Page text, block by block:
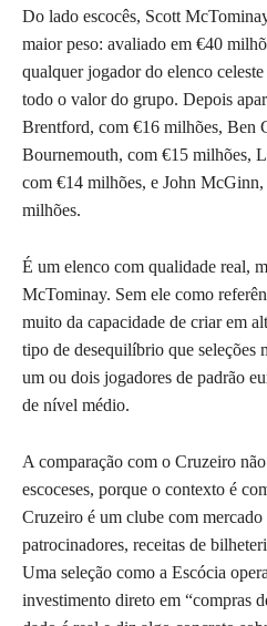
Do lado escocês, Scott
maior peso: avaliado em €40
qualquer jogador do elenco
todo o valor do grupo. Depois
Brentford, com €16 milhões, Ben
Bournemouth, com €15 milhões,
com €14 milhões, e John
milhões.
É um elenco com qualidade real,
McTominay. Sem ele como
muito da capacidade de criar em
tipo de desequilíbrio que seleções
um ou dois jogadores de padrão
de nível médio.
A comparação com o Cruzeiro
escoceses, porque o contexto é
Cruzeiro é um clube com mercado
patrocinadores, receitas de
Uma seleção como a Escócia
investimento direto em “compras